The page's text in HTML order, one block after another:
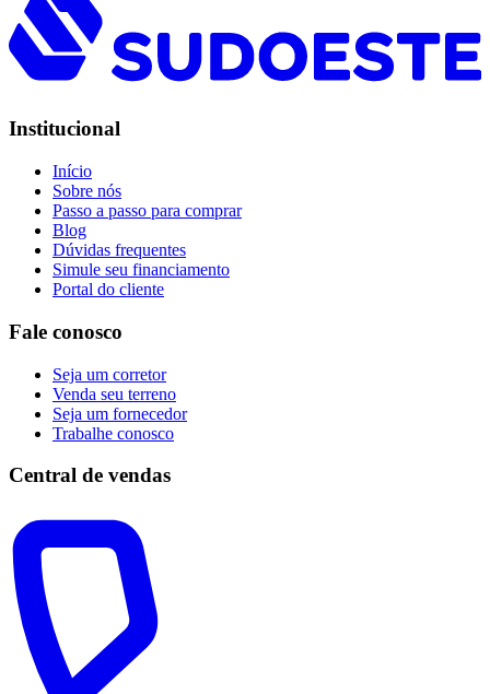
Institucional
Início
Sobre nós
Passo a passo para comprar
Blog
Dúvidas frequentes
Simule seu financiamento
Portal do cliente
Fale conosco
Seja um corretor
Venda seu terreno
Seja um fornecedor
Trabalhe conosco
Central de vendas